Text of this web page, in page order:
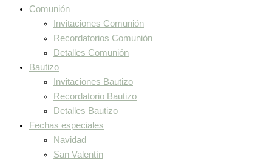
Comunión
Invitaciones Comunión
Recordatorios Comunión
Detalles Comunión
Bautizo
Invitaciones Bautizo
Recordatorio Bautizo
Detalles Bautizo
Fechas especiales
Navidad
San Valentín